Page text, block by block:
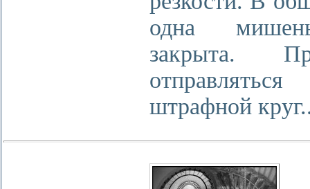
одна
закрыта.
штрафной